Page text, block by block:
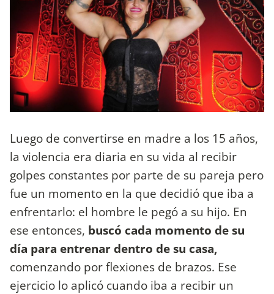
Luego de convertirse en madre a los 15 años,
la violencia era diaria en su vida al recibir
golpes constantes por parte de su pareja pero
fue un momento en la que decidió que iba a
enfrentarlo: el hombre le pegó a su hijo. En
ese entonces, buscó cada momento de su
día para entrenar dentro de su casa,
comenzando por flexiones de brazos. Ese
ejercicio lo aplicó cuando iba a recibir un